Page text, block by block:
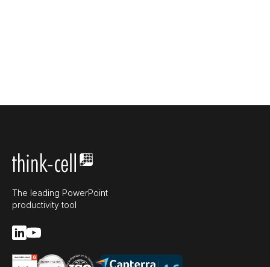
The leading PowerPoint
productivity tool